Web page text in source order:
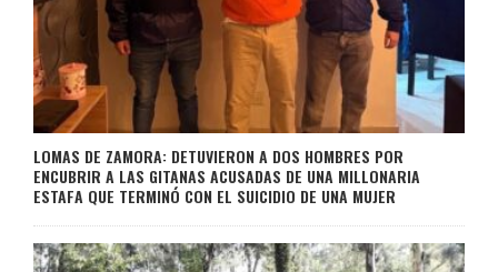
LOMAS DE ZAMORA: DETUVIERON A DOS HOMBRES POR
ENCUBRIR A LAS GITANAS ACUSADAS DE UNA MILLONARIA
ESTAFA QUE TERMINÓ CON EL SUICIDIO DE UNA MUJER